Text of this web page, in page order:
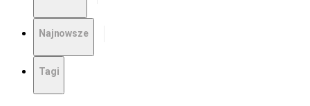
Najnowsze
Tagi